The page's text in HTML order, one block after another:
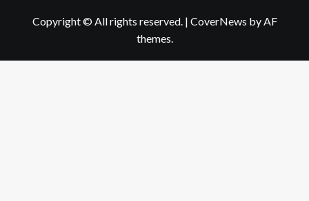
Copyright © All rights reserved. | CoverNews by AF
themes.